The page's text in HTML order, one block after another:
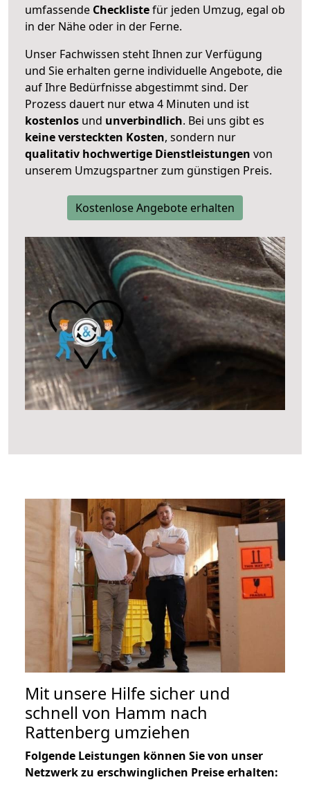
umfassende Checklistefür jeden Umzug, egal ob
in der Nähe oder in der Ferne.
Unser Fachwissen steht Ihnen zur Verfügung
und Sie erhalten gerne individuelle Angebote, die
auf Ihre Bedürfnisse abgestimmt sind. Der
Prozess dauert nur etwa 4 Minuten und ist
kostenlos und unverbindlich. Bei uns gibt es
keine versteckten Kosten, sondern nur
qualitativ hochwertige Dienstleistungen von
unserem Umzugspartner zum günstigen Preis.
Kostenlose Angebote erhalten
Mit unsere Hilfe sicher und
schnell von Hamm nach
Rattenberg umziehen
Folgende Leistungen können Sie von unser
Netzwerk zu erschwinglichen Preise erhalten: